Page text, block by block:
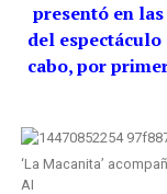
presentó en
del
cabo, por
‘La Macanita’
AI